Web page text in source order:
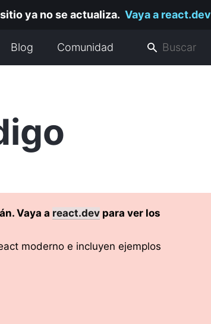
ya no se actualiza. Vaya a react.dev
Blog Comunidad
Vaya a react.dev para ver los
moderno e incluyen ejemplos